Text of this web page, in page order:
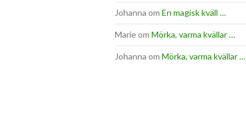
Johanna om En magisk kväll …
Marieom Mörka, varma kvällar …
Johanna om Mörka, varma kvällar …